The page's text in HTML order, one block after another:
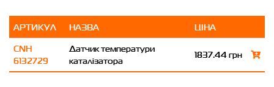
АРТИКУЛ НАЗВА
ЦІНА
CNH
6132729
Датчик температури
каталізатора
1837.44 грн